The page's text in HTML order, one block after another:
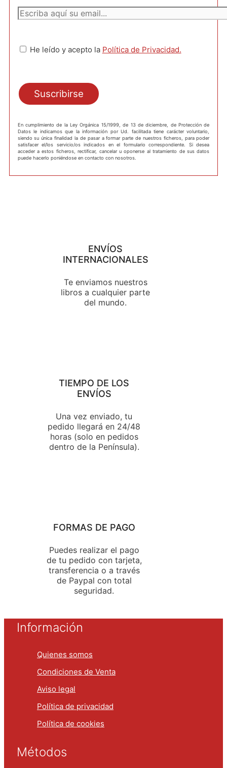
He leído y acepto la Política de Privacidad.
En cumplimiento de la Ley Orgánica 15/1999, de 13 de diciembre, de Protección de
Datos le indicamos que la información por Ud. facilitada tiene carácter voluntario,
siendo su única finalidad la de pasar a formar parte de nuestros ficheros, para poder
satisfacer el/los servicio/os indicados en el formulario correspondiente. Si desea
acceder a estos ficheros, rectificar, cancelar u oponerse al tratamiento de sus datos
puede hacerlo poniéndose en contacto con nosotros.
ENVÍOS
INTERNACIONALES
Te enviamos nuestros
libros a cualquier parte
del mundo.
TIEMPO DE LOS
ENVÍOS
Una vez enviado, tu
pedido llegará en 24/48
horas (solo en pedidos
dentro de la Península).
FORMAS DE PAGO
Puedes realizar el pago
de tu pedido con tarjeta,
transferencia o a través
de Paypal con total
seguridad.
Información
Quienes somos
Condiciones de Venta
Aviso legal
Política de privacidad
Política de cookies
Métodos